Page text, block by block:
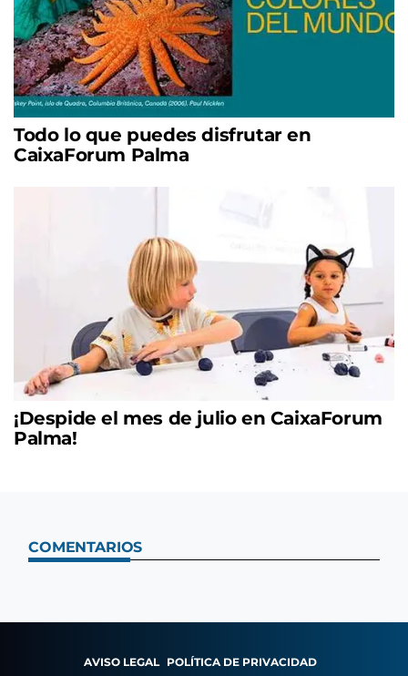
Todo lo que puedes disfrutar en
CaixaForum Palma
¡Despide el mes de julio en CaixaForum
Palma!
COMENTARIOS
AVISO LEGAL POLÍTICA DE PRIVACIDAD